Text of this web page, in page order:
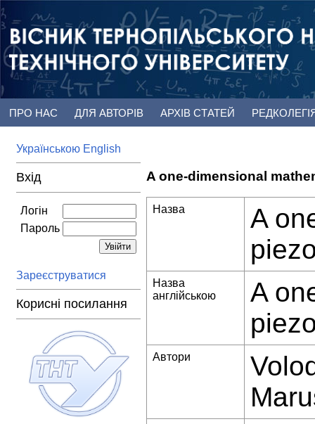
ПРО НАС ДЛЯ АВТОРІВ АРХІВ СТАТЕЙ
Українською English
Вхід
Логін
Пароль
Зареєструватися
Корисні посилання
A one-dimensional
Назва
A
Назва
англійською
A
Автори